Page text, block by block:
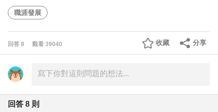
職涯發展
回答 8 觀看 39040 分享
收藏
回答 8 則